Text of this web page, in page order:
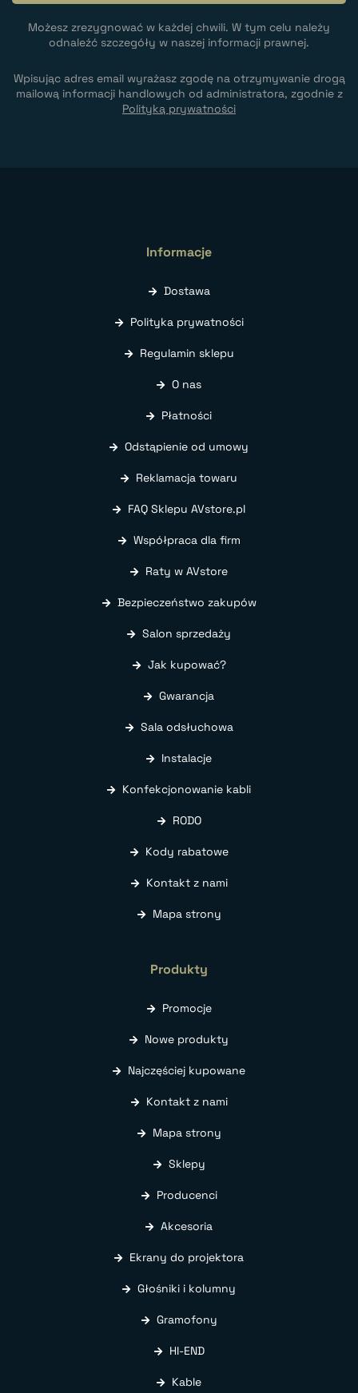
Możesz zrezygnować w każdej chwili. W tym celu należy
odnaleźć szczegóły w naszej informacji prawnej.
Wpisując adres email wyrażasz zgodę na otrzymywanie drogą
mailową informacji handlowych od administratora, zgodnie z
Polityką prywatności
Informacje
Dostawa
Polityka prywatności
Regulamin sklepu
O nas
Płatności
Odstąpienie od umowy
Reklamacja towaru
FAQ Sklepu AVstore.pl
Współpraca dla firm
Raty w AVstore
Bezpieczeństwo zakupów
Salon sprzedaży
Jak kupować?
Gwarancja
Sala odsłuchowa
Instalacje
Konfekcjonowanie kabli
RODO
Kody rabatowe
Kontakt z nami
Mapa strony
Produkty
Promocje
Nowe produkty
Najczęściej kupowane
Kontakt z nami
Mapa strony
Sklepy
Producenci
Akcesoria
Ekrany do projektora
Głośniki i kolumny
Gramofony
HI-END
Kable